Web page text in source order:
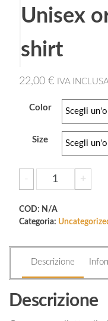
Unisex
shirt
22,00 € IVA INCLUSA
Color
Size
-
Unisex
organic
quantità
+
COD: N/A
Categoria:
Descrizione
Descrizione